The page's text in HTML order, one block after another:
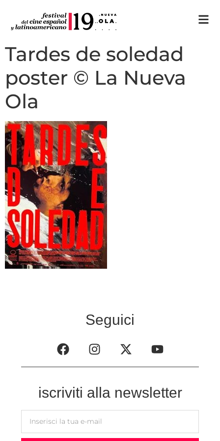
Tardes de soledad
poster © La Nueva
Ola
Seguici
iscriviti alla newsletter